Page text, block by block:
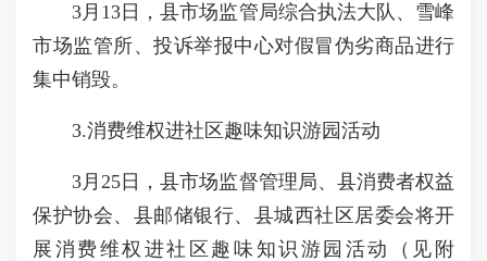
3月13日，县市场监管局综合执法大队、雪峰
市场监管所、投诉举报中心对假冒伪劣商品进行
集中销毁。
3.消费维权进社区趣味知识游园活动
3月25日，县市场监督管理局、县消费者权益
保护协会、县邮储银行、县城西社区居委会将开
展消费维权进社区趣味知识游园活动（见附